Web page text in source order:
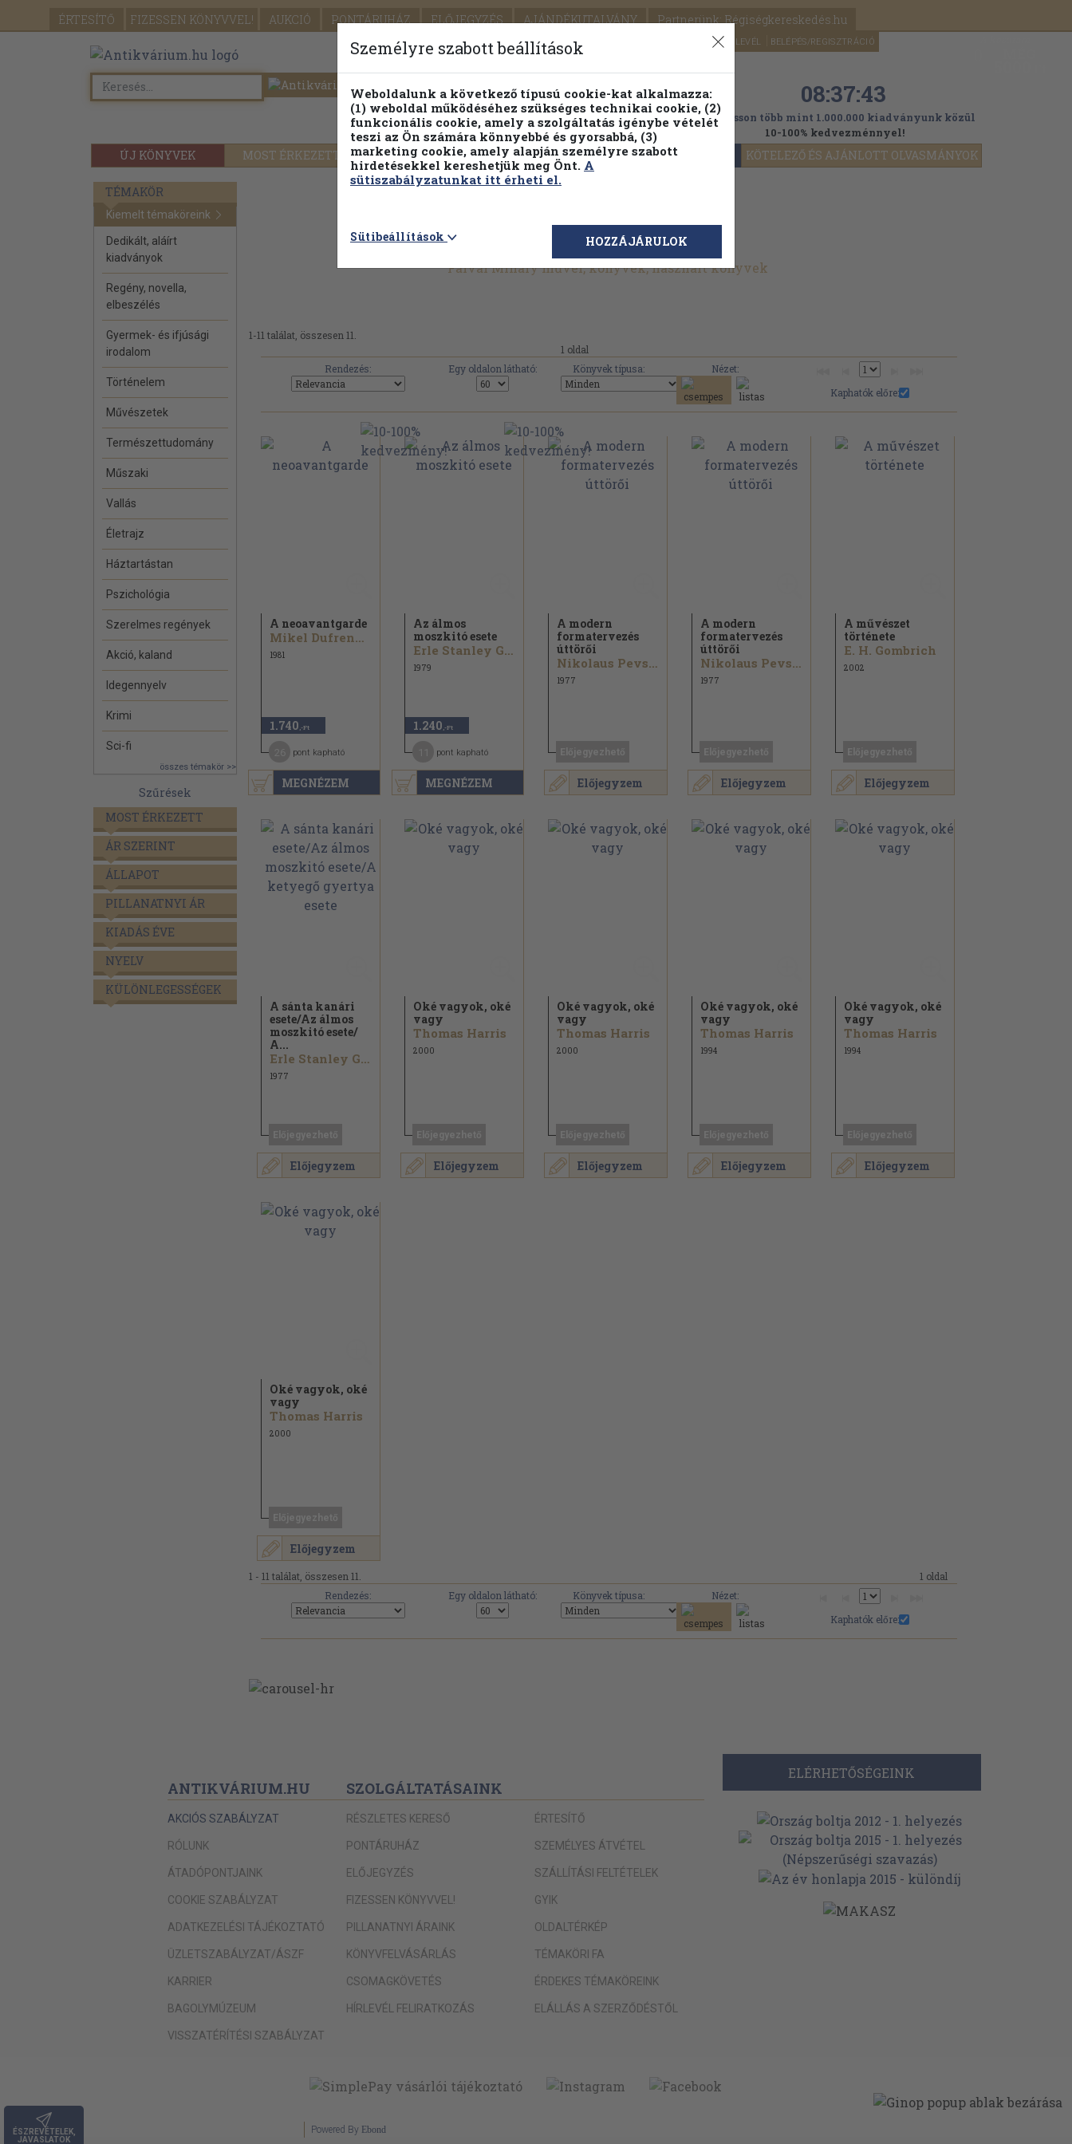
ÉRTESÍTŐ FIZESSEN KÖNYVVEL! AUKCIÓ PONTÁRUHÁZ ELŐJEGYZÉS AJÁNDÉKUTALVÁNY Partnerünk: Régiségkereskedés.hu
SEGÍTSÉG HÍRLEVÉL BELÉPÉS/REGISZTRÁCIÓ
ÚJ KÖNYVEK MOST ÉRKEZETT PILLANATNYI ÁRAINK FENNTARTHATÓ OLVASMÁNYOK KÖTELEZŐ ÉS AJÁNLOTT OLVASMÁNYOK
Részletes kereső Témaköri fa 08:37:41
Válogasson több mint 1.000.000 kiadványunk közül
10-100% kedvezménnyel!
ÉSZREVÉTELEK,
JAVASLATOK
TÉMAKÖR
Kiemelt témaköreink
Dedikált, aláírt
kiadványok
Regény, novella,
elbeszélés
Gyermek- és ifjúsági
irodalom
Történelem
Művészetek
Természettudomány
Műszaki
Vallás
Életrajz
Háztartástan
Pszichológia
Szerelmes regények
Akció, kaland
Idegennyelv
Krimi
Sci-fi
összes témakör >>
Szűrések
MOST ÉRKEZETT
ÁR SZERINT
ÁLLAPOT
PILLANATNYI ÁR
KIADÁS ÉVE
NYELV
KÜLÖNLEGESSÉGEK
Falvai Mihály művei, könyvek, használt könyvek
1-11 találat, összesen 11.
1 oldal
Rendezés:
Egy oldalon látható: Könyvek típusa:
Nézet:
Kaphatók előre:
MEGNÉZEM
A neoavantgarde
Mikel Dufrenne...
1981
1.740 ,-Ft
pont kapható
MEGNÉZEM
Az álmos
moszkitó esete
Erle Stanley Gardner
1979
1.240 ,-Ft
pont kapható
Előjegyzem
A modern
formatervezés
úttörői
Nikolaus Pevsner
1977
Előjegyzem
A modern
formatervezés
úttörői
Nikolaus Pevsner
1977
Előjegyzem
A művészet
története
E. H. Gombrich
2002
Előjegyzem
A sánta kanári
esete/Az álmos
moszkitó esete/
A...
Erle Stanley Gardner
1977
Előjegyzem
Oké vagyok, oké
vagy
Thomas Harris
2000
Előjegyzem
Oké vagyok, oké
vagy
Thomas Harris
2000
Előjegyzem
Oké vagyok, oké
vagy
Thomas Harris
1994
Előjegyzem
Oké vagyok, oké
vagy
Thomas Harris
1994
Előjegyzem
Oké vagyok, oké
vagy
Thomas Harris
2000
1 - 11 találat, összesen 11.
1 oldal
Rendezés:
Egy oldalon látható: Könyvek típusa:
Nézet:
Kaphatók előre:
ANTIKVÁRIUM.HU
AKCIÓS SZABÁLYZAT
RÓLUNK
ÁTADÓPONTJAINK
COOKIE SZABÁLYZAT
ADATKEZELÉSI TÁJÉKOZTATÓ
ÜZLETSZABÁLYZAT/ÁSZF
KARRIER
BAGOLYMÚZEUM
VISSZATÉRÍTÉSI SZABÁLYZAT
SZOLGÁLTATÁSAINK
RÉSZLETES KERESŐ
PONTÁRUHÁZ
ELŐJEGYZÉS
FIZESSEN KÖNYVVEL!
PILLANATNYI ÁRAINK
KÖNYVFELVÁSÁRLÁS
CSOMAGKÖVETÉS
HÍRLEVÉL FELIRATKOZÁS
ÉRTESÍTŐ
SZEMÉLYES ÁTVÉTEL
SZÁLLÍTÁSI FELTÉTELEK
GYIK
OLDALTÉRKÉP
TÉMAKÖRI FA
ÉRDEKES TÉMAKÖREINK
ELÁLLÁS A SZERZŐDÉSTŐL
ELÉRHETŐSÉGEINK
Powered By Ebond
Személyre szabott beállítások
Weboldalunk a következő típusú cookie-kat alkalmazza:
(1) weboldal működéséhez szükséges technikai cookie, (2)
funkcionális cookie, amely a szolgáltatás igénybe vételét
teszi az Ön számára könnyebbé és gyorsabbá, (3)
marketing cookie, amely alapján személyre szabott
hirdetésekkel kereshetjük meg Önt. A
sütiszabályzatunkat itt érheti el.
Sütibeállítások HOZZÁJÁRULOK